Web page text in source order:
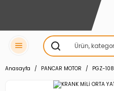
Anasayfa PANCAR MOTOR PGZ-108